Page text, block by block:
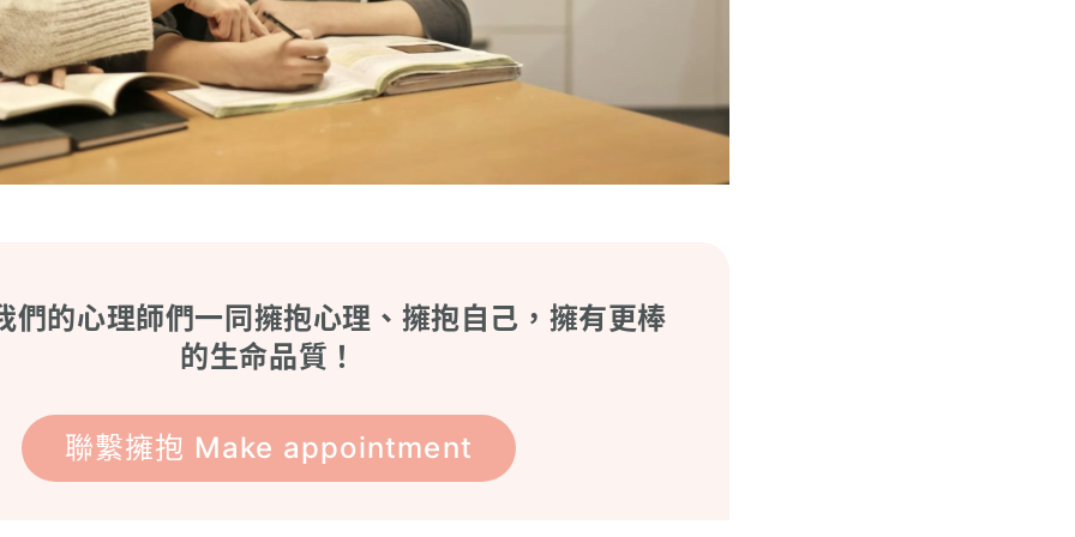
們的心理師們一同擁抱心理、擁抱自己，擁有更棒
的生命品質！
聯繫擁抱 Make appointment